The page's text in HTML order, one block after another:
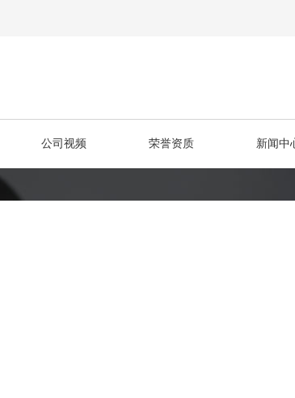
公司视频 荣誉资质 新闻中